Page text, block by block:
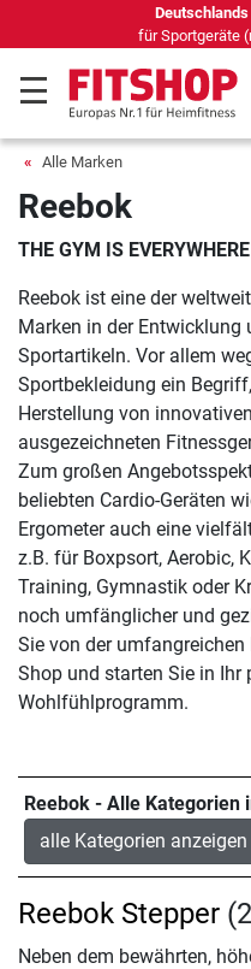
für Sportgeräte
Alle Marken
Reebok
THE GYM IS EVERYWHERE
Reebok ist eine der
Marken in der Entwicklung
Sportartikeln. Vor allem
Sportbekleidung ein
Herstellung von
ausgezeichneten
Zum großen
beliebten Cardio-Geräten
Ergometer auch eine
z.B. für Boxpsort, Aerobic,
Training, Gymnastik oder
noch umfänglicher und
Sie von der
Shop und starten Sie in Ihr
Wohlfühlprogramm.
Reebok - Alle Kategorien
alle Kategorien anzeigen
Reebok Stepper
Neben dem bewährten,